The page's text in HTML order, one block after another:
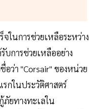
ในการช่วยเหลือระหว่าง
บการช่วยเหลืออย่าง
ว่า "Corsair" ของหน่วย
กในประวัติศาสตร์
ยทางทะเลใน